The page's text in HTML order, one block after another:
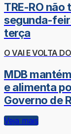
TRE-RO
segunda-
terça
O VAI E VOLTA
MDB
e alimenta
Governo de
Veja mais